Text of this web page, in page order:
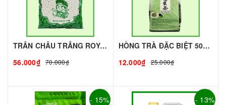
TRÂN CHÂU TRẮNG ROYAL - 500g - ROYAL | Topping làm Trà Sữa - TOBEE FOOD
56.000₫ 70.000₫
HỒNG TRÀ ĐẶC BIỆT 50G - ROYAL I NGUYÊN LIỆU PHA CHẾ - TOBEE FOOD
12.000₫
25.000₫
- 15% - 13%